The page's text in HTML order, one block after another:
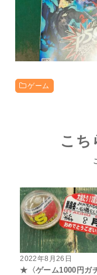
ゲーム
こち
2022年8月26日
★〈ゲーム1000円ガ